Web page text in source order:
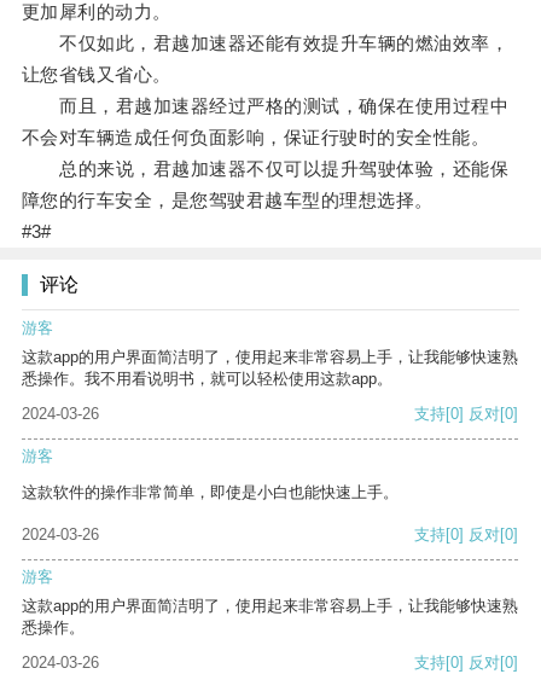
更加犀利的动力。
不仅如此，君越加速器还能有效提升车辆的燃油效率，
让您省钱又省心。
而且，君越加速器经过严格的测试，确保在使用过程中
不会对车辆造成任何负面影响，保证行驶时的安全性能。
总的来说，君越加速器不仅可以提升驾驶体验，还能保
障您的行车安全，是您驾驶君越车型的理想选择。
#3#
评论
游客
这款app的用户界面简洁明了，使用起来非常容易上手，让我能够快速熟
悉操作。我不用看说明书，就可以轻松使用这款app。
2024-03-26
支持[0] 反对[0]
游客
这款软件的操作非常简单，即使是小白也能快速上手。
2024-03-26 支持[0] 反对[0]
游客
这款app的用户界面简洁明了，使用起来非常容易上手，让我能够快速熟
悉操作。
2024-03-26
支持[0] 反对[0]